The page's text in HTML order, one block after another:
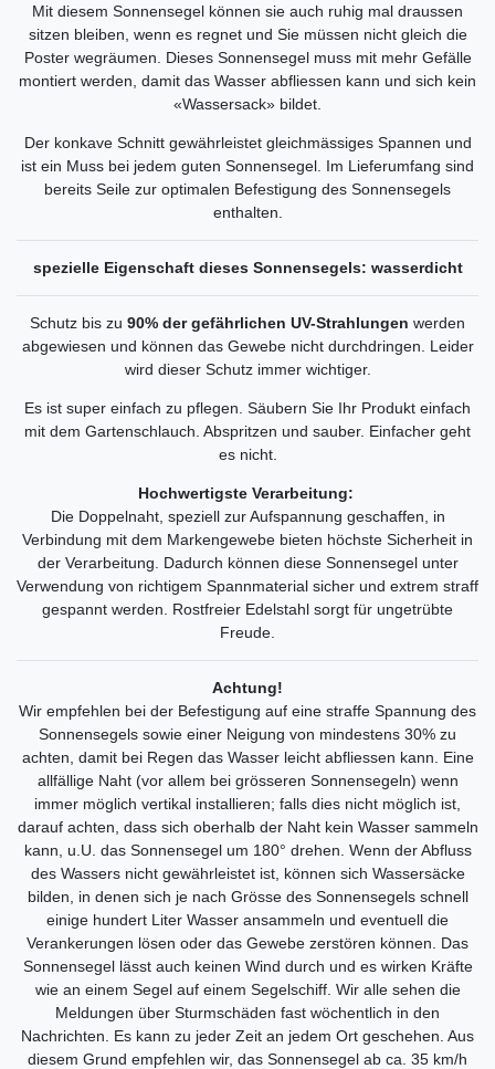
Mit diesem Sonnensegel können sie auch ruhig mal draussen
sitzen bleiben, wenn es regnet und Sie müssen nicht gleich die
Poster wegräumen. Dieses Sonnensegel muss mit mehr Gefälle
montiert werden, damit das Wasser abfliessen kann und sich kein
«Wassersack» bildet.
Der konkave Schnitt gewährleistet gleichmässiges Spannen und
ist ein Muss bei jedem guten Sonnensegel. Im Lieferumfang sind
bereits Seile zur optimalen Befestigung des Sonnensegels
enthalten.
spezielle Eigenschaft dieses Sonnensegels: wasserdicht
Schutz bis zu 90% der gefährlichen UV-Strahlungen werden
abgewiesen und können das Gewebe nicht durchdringen. Leider
wird dieser Schutz immer wichtiger.
Es ist super einfach zu pflegen. Säubern Sie Ihr Produkt einfach
mit dem Gartenschlauch. Abspritzen und sauber. Einfacher geht
es nicht.
Hochwertigste Verarbeitung:
Die Doppelnaht, speziell zur Aufspannung geschaffen, in
Verbindung mit dem Markengewebe bieten höchste Sicherheit in
der Verarbeitung. Dadurch können diese Sonnensegel unter
Verwendung von richtigem Spannmaterial sicher und extrem straff
gespannt werden. Rostfreier Edelstahl sorgt für ungetrübte
Freude.
Achtung!
Wir empfehlen bei der Befestigung auf eine straffe Spannung des
Sonnensegels sowie einer Neigung von mindestens 30% zu
achten, damit bei Regen das Wasser leicht abfliessen kann. Eine
allfällige Naht (vor allem bei grösseren Sonnensegeln) wenn
immer möglich vertikal installieren; falls dies nicht möglich ist,
darauf achten, dass sich oberhalb der Naht kein Wasser sammeln
kann, u.U. das Sonnensegel um 180° drehen. Wenn der Abfluss
des Wassers nicht gewährleistet ist, können sich Wassersäcke
bilden, in denen sich je nach Grösse des Sonnensegels schnell
einige hundert Liter Wasser ansammeln und eventuell die
Verankerungen lösen oder das Gewebe zerstören können. Das
Sonnensegel lässt auch keinen Wind durch und es wirken Kräfte
wie an einem Segel auf einem Segelschiff. Wir alle sehen die
Meldungen über Sturmschäden fast wöchentlich in den
Nachrichten. Es kann zu jeder Zeit an jedem Ort geschehen. Aus
diesem Grund empfehlen wir, das Sonnensegel ab ca. 35 km/h